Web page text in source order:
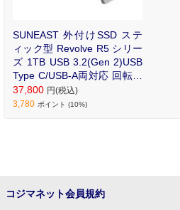
SUNEAST 外付けSSD ステ
ィック型 Revolve R5 シリー
ズ 1TB USB 3.2(Gen 2)USB
Type C/USB-A両対応 回転式
カバー シルバー ［ポータブ
ル型］ SE-PS0001T2LO1SF
37,800 円(税込)
3,780 ポイント (10%)
コジマネット会員規約